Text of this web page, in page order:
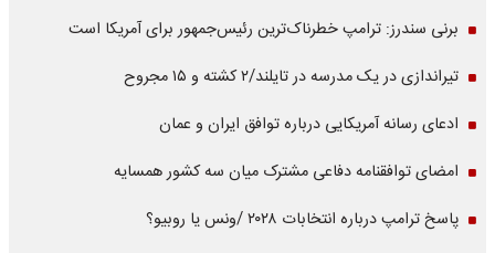
برنی سندرز: ترامپ خطرناک‌ترین رئیس‌جمهور برای آمریکا است
تیراندازی در یک مدرسه در تایلند/۲ کشته و ۱۵ مجروح
ادعای رسانه آمریکایی درباره توافق ایران و عمان
امضای توافقنامه دفاعی مشترک میان سه کشور همسایه
پاسخ ترامپ درباره انتخابات ۲۰۲۸ /ونس یا روبیو؟